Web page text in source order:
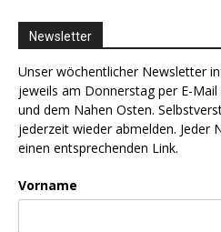
Newsletter
Unser wöchentlicher Newsletter
jeweils am Donnerstag per E-
und dem Nahen Osten.
jederzeit wieder abmelden. Jeder
einen entsprechenden Link.
Vorname